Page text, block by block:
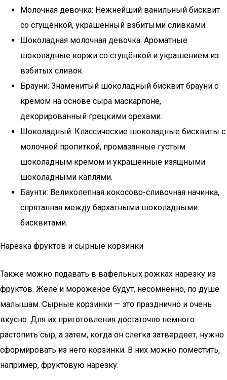
Молочная девочка: Нежнейший ванильный бисквит
со сгущёнкой, украшенный взбитыми сливками.
Шоколадная молочная девочка: Ароматные
шоколадные коржи со сгущёнкой и украшением из
взбитых сливок.
Брауни: Знаменитый шоколадный бисквит брауни с
кремом на основе сыра маскарпоне,
декорированный грецкими орехами.
Шоколадный: Классические шоколадные бисквиты с
молочной пропиткой, промазанные густым
шоколадным кремом и украшенные изящными
шоколадными каплями.
Баунти: Великолепная кокосово-сливочная начинка,
спрятанная между бархатными шоколадными
бисквитами.
Нарезка фруктов и сырные корзинки
Также можно подавать в вафельных рожках нарезку из
фруктов. Желе и мороженое будут, несомненно, по душе
малышам. Сырные корзинки — это празднично и очень
вкусно. Для их приготовления достаточно немного
растопить сыр, а затем, когда он слегка затвердеет, нужно
сформировать из него корзинки. В них можно поместить,
например, фруктовую нарезку.